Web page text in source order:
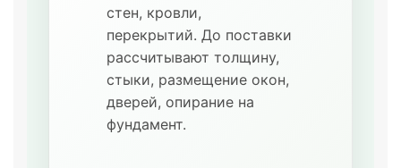
стен, кровли,
перекрытий. До поставки
рассчитывают толщину,
стыки, размещение окон,
дверей, опирание на
фундамент.